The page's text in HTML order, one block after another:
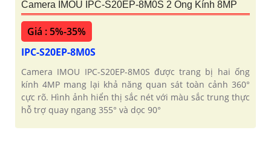
Camera IMOU IPC-S20EP-8M0S 2 Ống Kính 8MP
Giá : 5%-35%
IPC-S20EP-8M0S
Camera IMOU IPC-S20EP-8M0S được trang bị hai ống
kính 4MP mang lại khả năng quan sát toàn cảnh 360°
cực rõ. Hình ảnh hiển thị sắc nét với màu sắc trung thực
hỗ trợ quay ngang 355° và dọc 90°